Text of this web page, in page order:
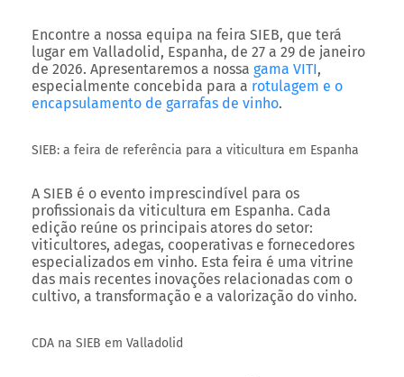
Encontre a nossa equipa na feira SIEB, que terá
lugar em Valladolid, Espanha, de 27 a 29 de janeiro
de 2026. Apresentaremos a nossa gama VITI,
especialmente concebida para a rotulagem e o
encapsulamento de garrafas de vinho.
SIEB: a feira de referência para a viticultura em Espanha
A SIEB é o evento imprescindível para os
profissionais da viticultura em Espanha. Cada
edição reúne os principais atores do setor:
viticultores, adegas, cooperativas e fornecedores
especializados em vinho. Esta feira é uma vitrine
das mais recentes inovações relacionadas com o
cultivo, a transformação e a valorização do vinho.
CDA na SIEB em Valladolid